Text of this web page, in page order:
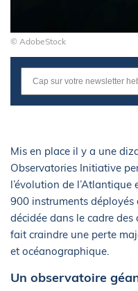
© AdobeStock
Mis en place il y a une
Observatories Initiative
l’évolution de
900 instruments déployés
décidée dans le cadre
fait craindre une perte
et océanographique.
Un observatoire